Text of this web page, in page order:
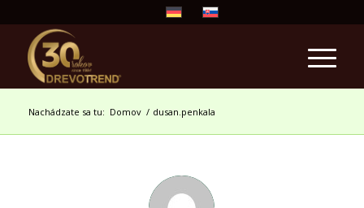
Nachádzate sa tu: Domov / dusan.penkala